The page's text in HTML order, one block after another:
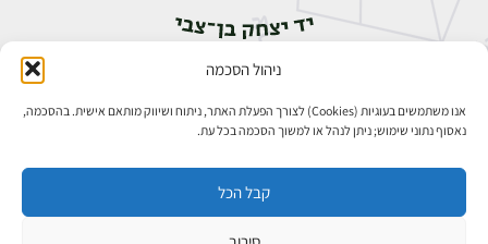
ניהול הסכמה
אנו משתמשים בעוגיות (Cookies) לצורך הפעלת האתר, ניתוח ושיווק מותאם אישית. בהסכמה,
נאסוף נתוני שימוש; ניתן לנהל או למשוך הסכמה בכל עת.
קבל הכל
אבן גבירול 14, רחביה, ירושלים